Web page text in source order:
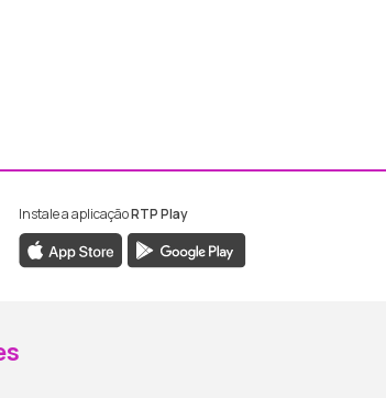
Madeira
RTP Madeira
Instale a aplicaçãoRTP Play